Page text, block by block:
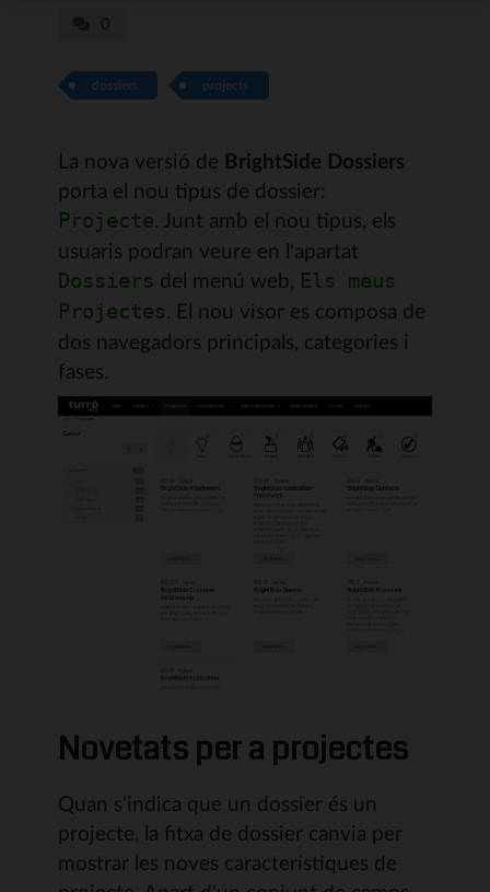
dossiers projects
La nova versió de BrightSide Dossiers
porta el nou tipus de dossier:
Projecte. Junt amb el nou tipus, els
usuaris podran veure en l'apartat
Dossiers del menú web, Els meus
Projectes. El nou visor es composa de
dos navegadors principals, categories i
fases.
Novetats per a projectes
Quan s'indica que un dossier és un
projecte, la fitxa de dossier canvia per
mostrar les noves característiques de